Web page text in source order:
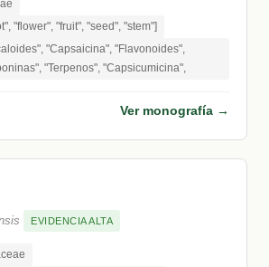
"flower", "fruit", "seed", "stem"]
"Capsaicina", "Flavonoides",
"Terpenos", "Capsicumicina",
Ver monografía →
EVIDENCIA ALTA